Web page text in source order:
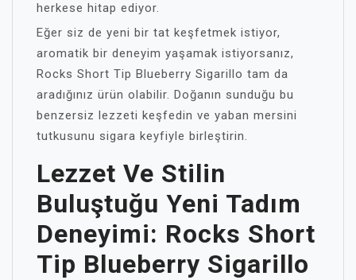
herkese hitap ediyor.
Eğer siz de yeni bir tat keşfetmek istiyor,
aromatik bir deneyim yaşamak istiyorsanız,
Rocks Short Tip Blueberry Sigarillo tam da
aradığınız ürün olabilir. Doğanın sunduğu bu
benzersiz lezzeti keşfedin ve yaban mersini
tutkusunu sigara keyfiyle birleştirin.
Lezzet Ve Stilin
Buluştuğu Yeni Tadım
Deneyimi: Rocks Short
Tip Blueberry Sigarillo